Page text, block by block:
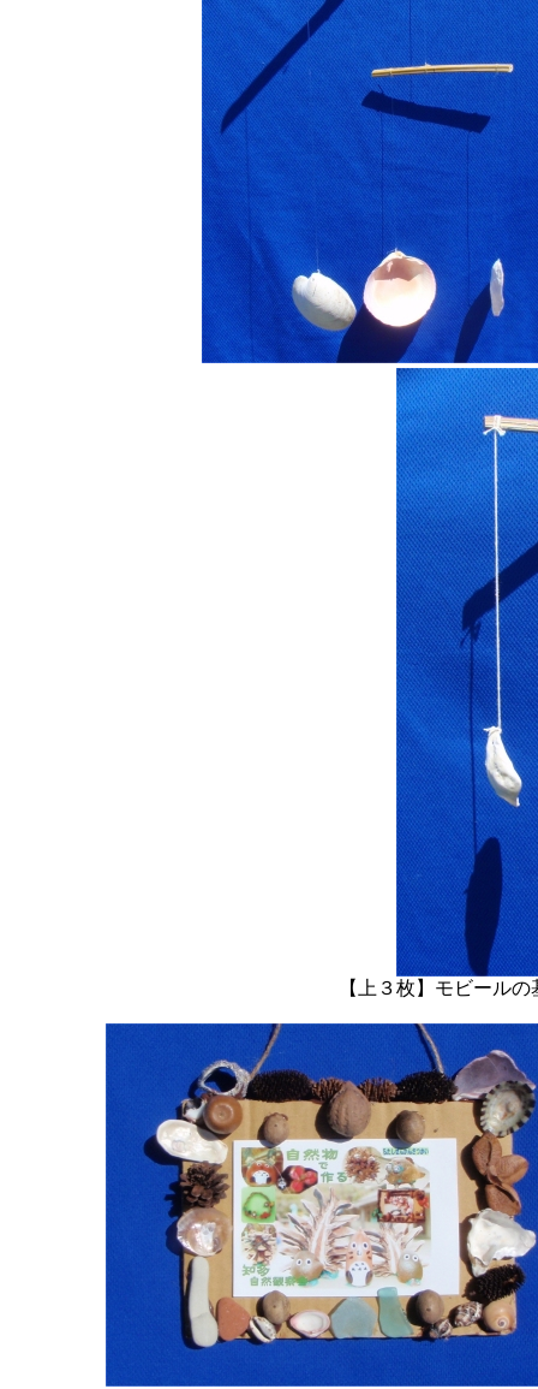
【上３枚】モビール